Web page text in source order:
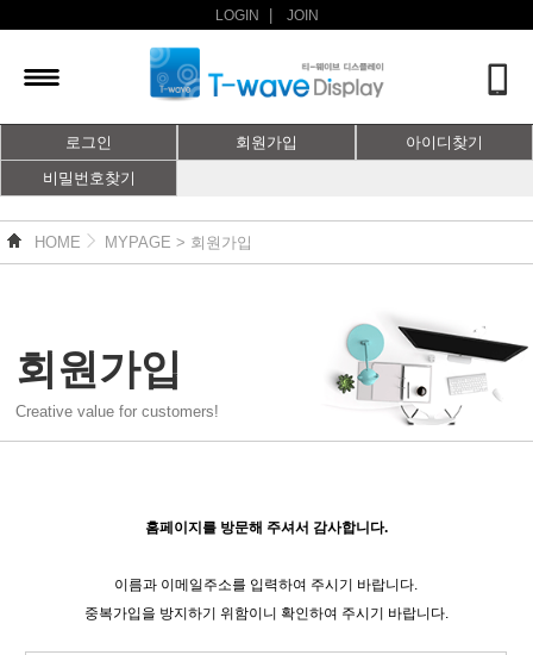
LOGIN JOIN
로그인 회원가입
아이디찾기
비밀번호찾기
HOME MYPAGE > 회원가입
회원가입
Creative value for customers!
홈페이지를 방문해 주셔서 감사합니다.
이름과 이메일주소를 입력하여 주시기 바랍니다.
중복가입을 방지하기 위함이니 확인하여 주시기 바랍니다.